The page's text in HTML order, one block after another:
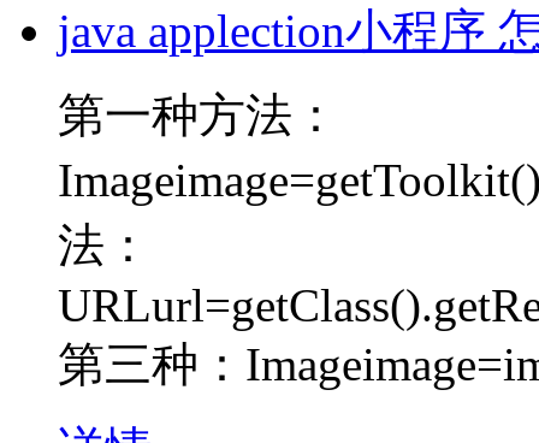
java applection小程序
第一种方法：
法：
第三种：